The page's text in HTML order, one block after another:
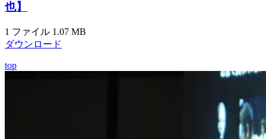
也】
1 ファイル 1.07 MB
ダウンロード
top